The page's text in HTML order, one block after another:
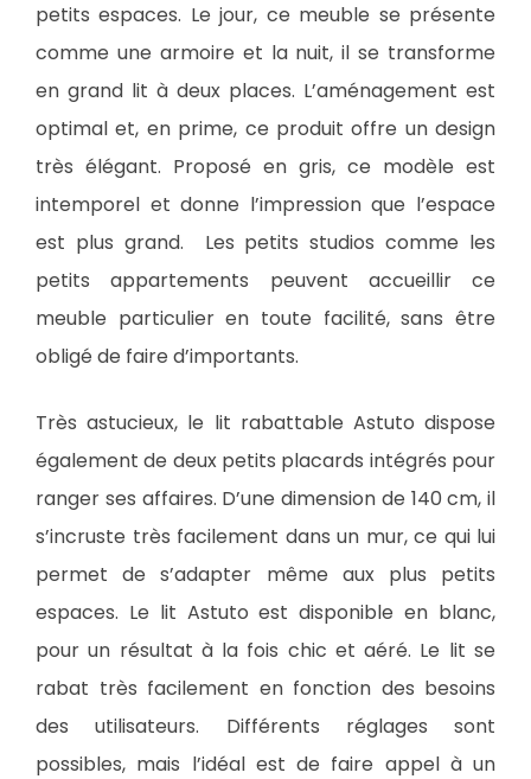
petits espaces. Le jour, ce meuble se présente
comme une armoire et la nuit, il se transforme
en grand lit à deux places. L’aménagement est
optimal et, en prime, ce produit offre un design
très élégant. Proposé en gris, ce modèle est
intemporel et donne l’impression que l’espace
est plus grand. Les petits studios comme les
petits appartements peuvent accueillir ce
meuble particulier en toute facilité, sans être
obligé de faire d’importants.
Très astucieux, le lit rabattable Astuto dispose
également de deux petits placards intégrés pour
ranger ses affaires. D’une dimension de 140 cm, il
s’incruste très facilement dans un mur, ce qui lui
permet de s’adapter même aux plus petits
espaces. Le lit Astuto est disponible en blanc,
pour un résultat à la fois chic et aéré. Le lit se
rabat très facilement en fonction des besoins
des utilisateurs. Différents réglages sont
possibles, mais l’idéal est de faire appel à un